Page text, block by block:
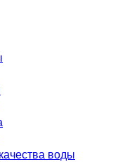
воды